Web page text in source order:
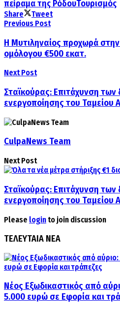
πείραμα της ΡόδουΤουρισμός
Share
Tweet
Previous Post
Η Μυτιληναίος προχωρά
ομόλογου €500 εκατ.
Next Post
Σταϊκούρας: Επιτάχυνση των
ενεργοποίησης του Ταμείου
CulpaNews Team
Next Post
Σταϊκούρας: Επιτάχυνση των
ενεργοποίησης του Ταμείου
Please login to join discussion
ΤΕΛΕΥΤΑΙΑ ΝΕΑ
Νέος Εξωδικαστικός από
5.000 ευρώ σε Εφορία και